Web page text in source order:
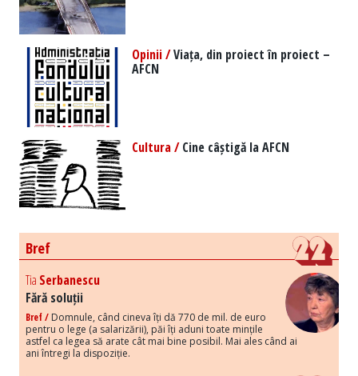
Opinii /Viața, din proiect în proiect –
AFCN
Cultura /Cine câștigă la AFCN
Bref
Tia Serbanescu
Fără soluții
Bref / Domnule, când cineva îți dă 770 de mil. de euro
pentru o lege (a salarizării), păi îți aduni toate mințile
astfel ca legea să arate cât mai bine posibil. Mai ales când ai
ani întregi la dispoziție.